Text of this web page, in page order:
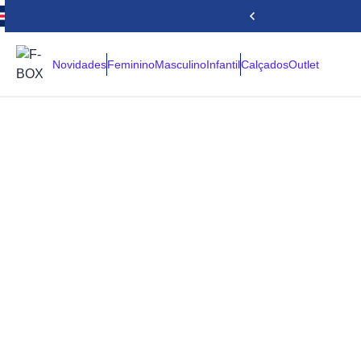
NovidadesFemininoMasculinoInfantilCalçadosOutlet